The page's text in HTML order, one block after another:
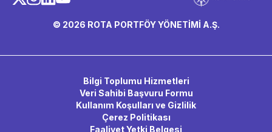
© 2026 ROTA PORTFÖY YÖNETİMİ A.Ş.
Bilgi Toplumu Hizmetleri
Veri Sahibi Başvuru Formu
Kullanım Koşulları ve Gizlilik
Çerez Politikası
Faaliyet Yetki Belgesi